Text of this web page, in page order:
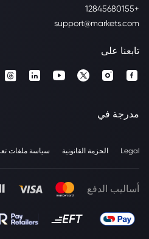
+12845680155
support@markets.com
تابعنا على
مدرجة في
Legal الحزمة القانونية سياسة ملفات
أساليب الدفع